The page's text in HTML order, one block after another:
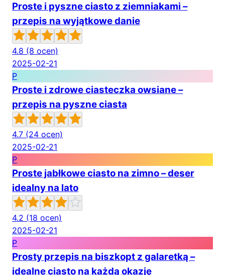
Proste i pyszne ciasto z ziemniakami –
przepis na wyjątkowe danie
4.8 (8 ocen)
2025-02-21
P
Proste i zdrowe ciasteczka owsiane –
przepis na pyszne ciasta
4.7 (24 ocen)
2025-02-21
P
Proste jabłkowe ciasto na zimno – deser
idealny na lato
4.2 (18 ocen)
2025-02-21
P
Prosty przepis na biszkopt z galaretką –
idealne ciasto na każdą okazję